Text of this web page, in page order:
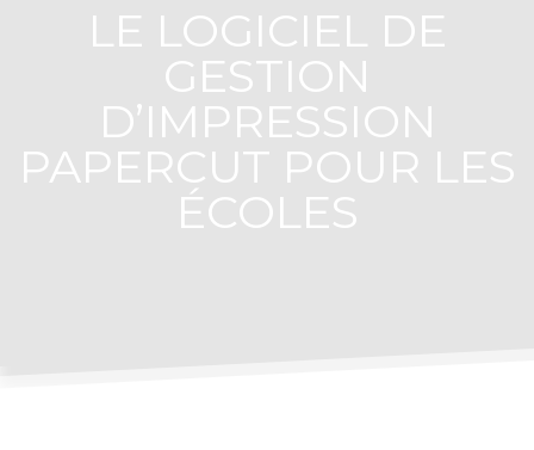
LE LOGICIEL DE
GESTION
D’IMPRESSION
PAPERCUT POUR LES
ÉCOLES